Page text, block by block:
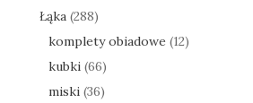
Łąka (288)
komplety obiadowe (12)
kubki (66)
miski (36)